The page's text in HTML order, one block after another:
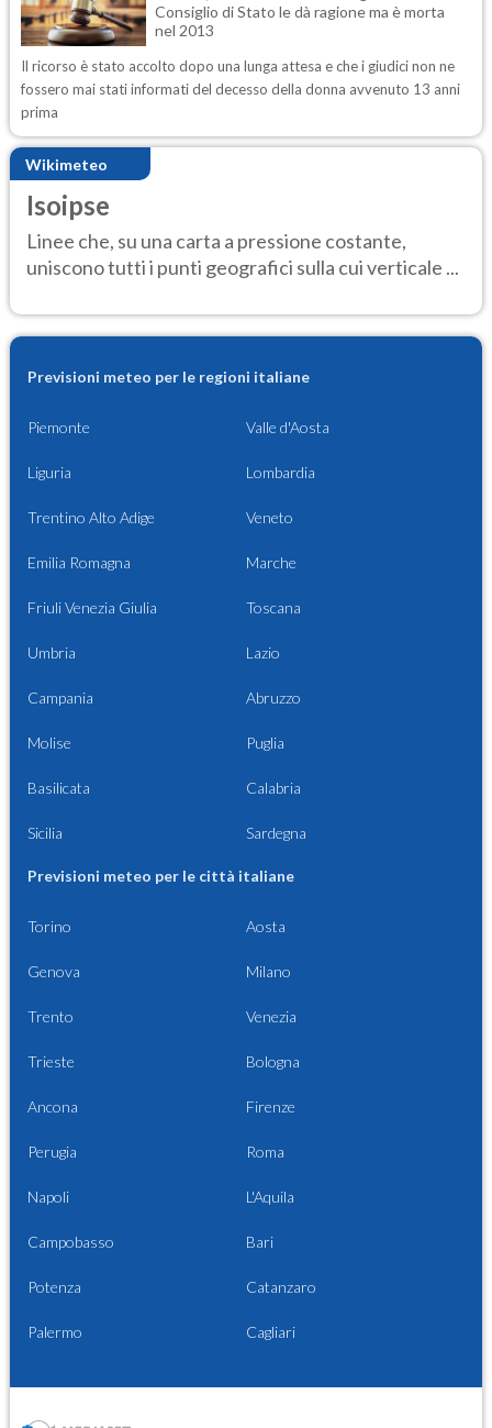
Consiglio di Stato le dà ragione ma è morta
nel 2013
Il ricorso è stato accolto dopo una lunga attesa e che i giudici non ne
fossero mai stati informati del decesso della donna avvenuto 13 anni
prima
Wikimeteo
Isoipse
Linee che, su una carta a pressione costante,
uniscono tutti i punti geografici sulla cui verticale ...
Previsioni meteo per le regioni italiane
Piemonte Valle d'Aosta
Liguria Lombardia
Trentino Alto Adige Veneto
Emilia Romagna Marche
Friuli Venezia Giulia Toscana
Umbria Lazio
Campania Abruzzo
Molise Puglia
Basilicata Calabria
Sicilia Sardegna
Previsioni meteo per le città italiane
Torino Aosta
Genova Milano
Trento Venezia
Trieste Bologna
Ancona Firenze
Perugia Roma
Napoli L'Aquila
Campobasso Bari
Potenza Catanzaro
Palermo Cagliari